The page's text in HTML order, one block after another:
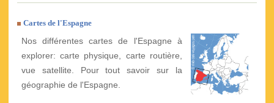
Cartes de l'Espagne
Nos différentes cartes de l'Espagne à
explorer: carte physique, carte routière,
vue satellite. Pour tout savoir sur la
géographie de l'Espagne.